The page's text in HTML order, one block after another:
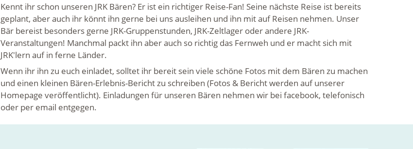
Kennt ihr schon unseren JRK Bären? Er ist ein richtiger Reise-Fan! Seine nächste Reise ist bereits
geplant, aber auch ihr könnt ihn gerne bei uns ausleihen und ihn mit auf Reisen nehmen. Unser
Bär bereist besonders gerne JRK-Gruppenstunden, JRK-Zeltlager oder andere JRK-
Veranstaltungen! Manchmal packt ihn aber auch so richtig das Fernweh und er macht sich mit
JRK'lern auf in ferne Länder.
Wenn ihr ihn zu euch einladet, solltet ihr bereit sein viele schöne Fotos mit dem Bären zu machen
und einen kleinen Bären-Erlebnis-Bericht zu schreiben (Fotos & Bericht werden auf unserer
Homepage veröffentlicht). Einladungen für unseren Bären nehmen wir bei facebook, telefonisch
oder per email entgegen.